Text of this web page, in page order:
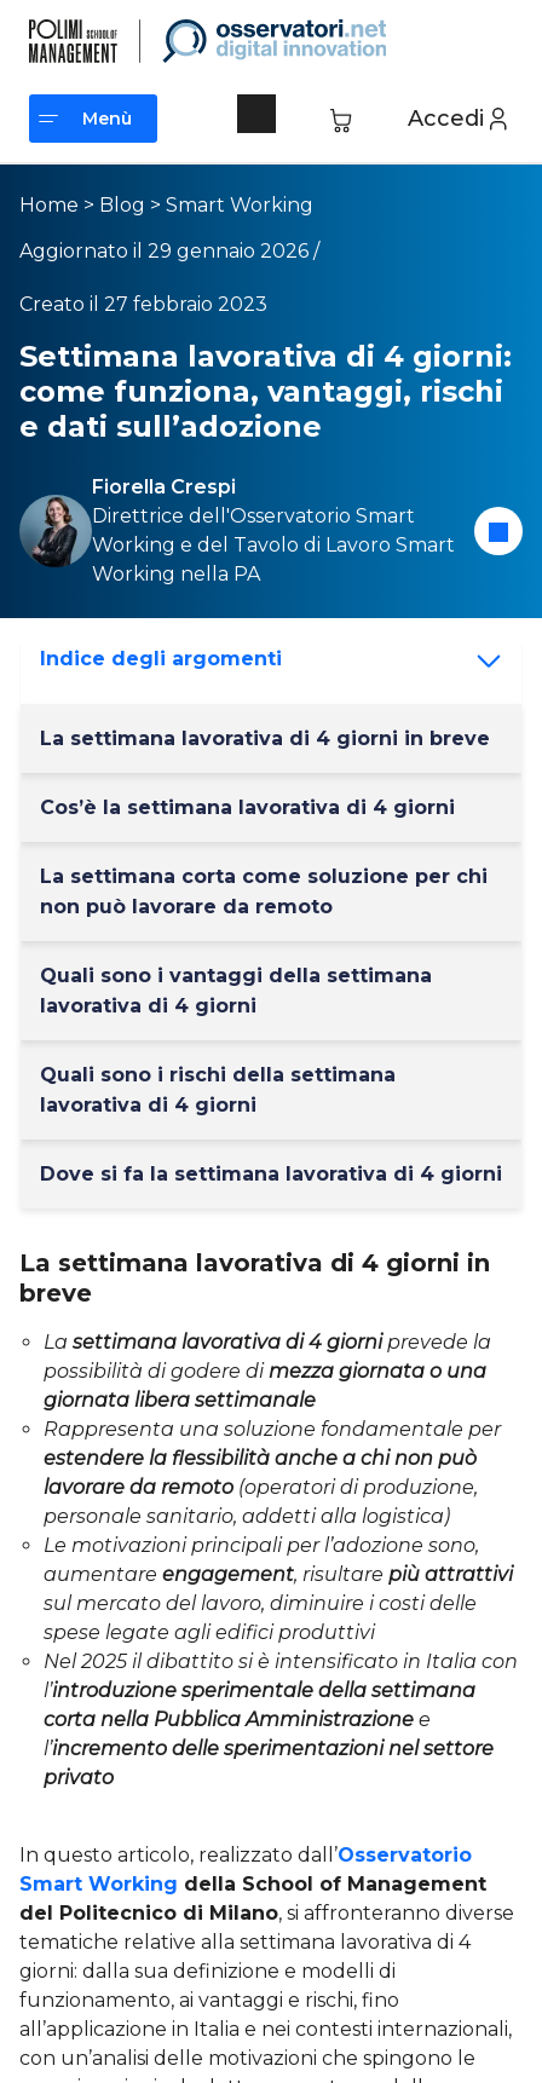
Accedi
Menù
Menù
Home > Blog > Smart Working
Aggiornato il 29 gennaio 2026 /
Creato il 27 febbraio 2023
Settimana lavorativa di 4 giorni:
come funziona, vantaggi, rischi
e dati sull’adozione
Fiorella Crespi
Direttrice dell'Osservatorio Smart
Working e del Tavolo di Lavoro Smart
Working nella PA
Indice degli argomenti
La settimana lavorativa di 4 giorni in breve
Cos’è la settimana lavorativa di 4 giorni
La settimana corta come soluzione per chi
non può lavorare da remoto
Quali sono i vantaggi della settimana
lavorativa di 4 giorni
Quali sono i rischi della settimana
lavorativa di 4 giorni
Dove si fa la settimana lavorativa di 4 giorni
La settimana lavorativa di 4 giorni in
breve
La settimana lavorativa di 4 giorniprevede la
possibilità di godere dimezza giornata o una
giornata libera settimanale
Rappresenta una soluzione fondamentale per
estendere la flessibilità anche a chi non può
lavorare da remoto (operatori di produzione,
personale sanitario, addetti alla logistica)
Le motivazioni principali per l’adozione sono,
aumentare engagement, risultare più attrattivi
sul mercato del lavoro, diminuire i costi delle
spese legate agli edifici produttivi
Nel 2025 il dibattito si è intensificato in Italia con
l’introduzione sperimentale della settimana
corta nella Pubblica Amministrazione e
l’incremento delle sperimentazioni nel settore
privato
In questo articolo, realizzato dall’Osservatorio
Smart Working della School of Management
del Politecnico di Milano, si affronteranno diverse
tematiche relative alla settimana lavorativa di 4
giorni: dalla sua definizione e modelli di
funzionamento, ai vantaggi e rischi, fino
all’applicazione in Italia e nei contesti internazionali,
con un’analisi delle motivazioni che spingono le